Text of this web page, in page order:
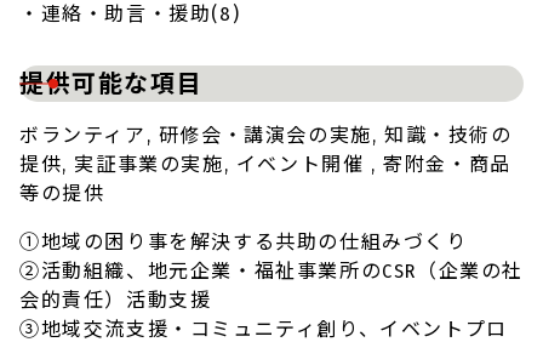
・連絡・助言・援助(8)
提供可能な項目
ボランティア, 研修会・講演会の実施, 知識・技術の
提供, 実証事業の実施, イベント開催 , 寄附金・商品
等の提供
①地域の困り事を解決する共助の仕組みづくり
②活動組織、地元企業・福祉事業所のCSR（企業の社
会的責任）活動支援
③地域交流支援・コミュニティ創り、イベントプロ